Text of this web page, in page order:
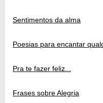
Sentimentos da alma
Poesias para encantar
Pra te fazer feliz...
Frases sobre Alegria